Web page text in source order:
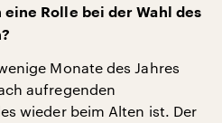
Rolle bei der Wahl des
Monate des Jahres
aufregenden
wieder beim Alten ist. Der